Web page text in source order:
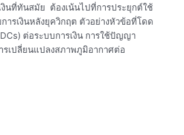
นที่ทันสมัย ต้องเน้นไปที่การประยุกต์ใช้
ารเงินหลังยุควิกฤต ตัวอย่างหัวข้อที่โดด
ต่อระบบการเงิน การใช้ปัญญา
รเปลี่ยนแปลงสภาพภูมิอากาศต่อ